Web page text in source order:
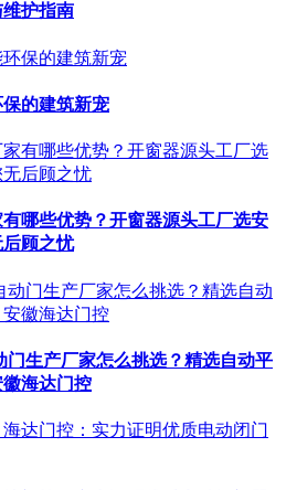
护指南
的建筑新宠
哪些优势？开窗器源头工厂选安
顾之忧
门生产厂家怎么挑选？精选自动平
海达门控